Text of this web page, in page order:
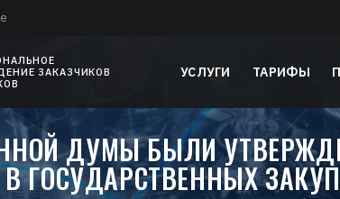
ЗАКАЗЧИКОВ
УСЛУГИ ТАРИФЫ
ДУМЫ БЫЛИ
ГОСУДАРСТВЕННЫХ